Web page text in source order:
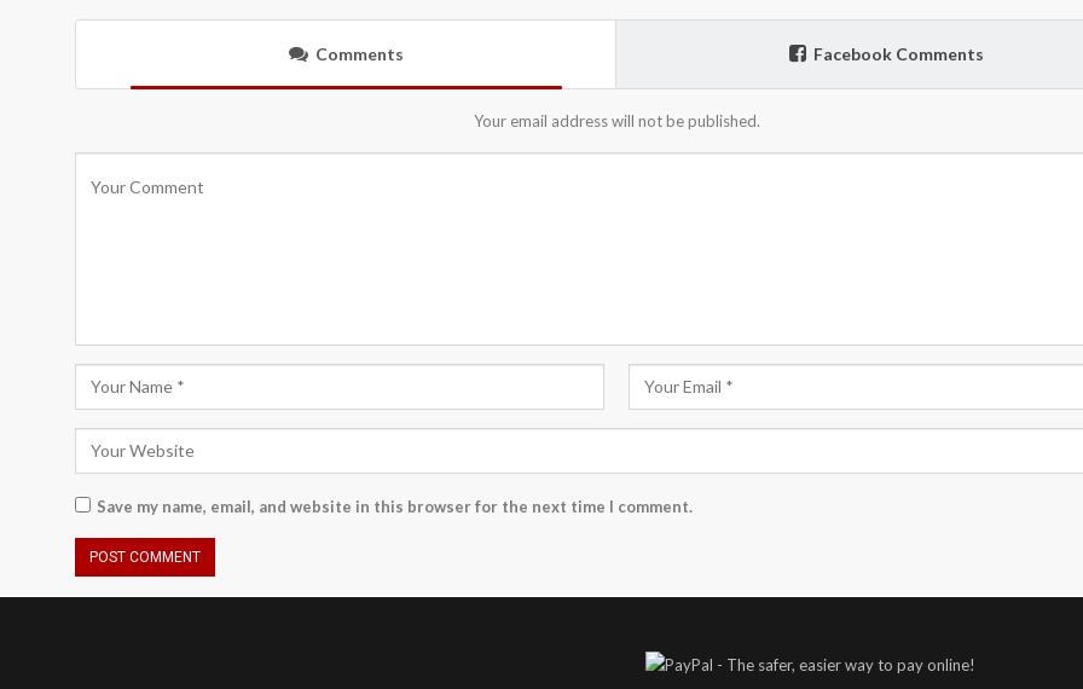
Comments Facebook Comments
Your email address will not be published.
Save my name, email, and website in this browser for the next time I comment.